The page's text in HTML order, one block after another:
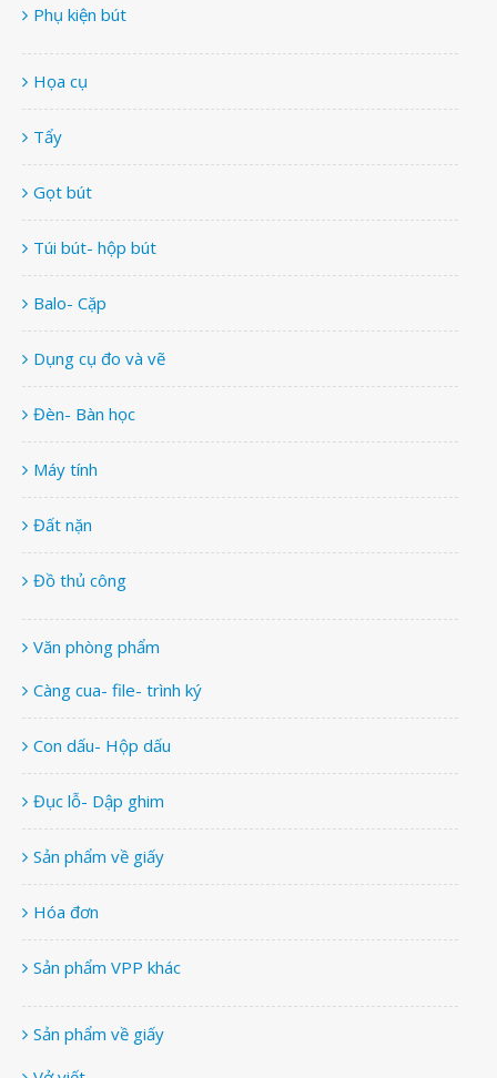
Phụ kiện bút
Họa cụ
Tẩy
Gọt bút
Túi bút- hộp bút
Balo- Cặp
Dụng cụ đo và vẽ
Đèn- Bàn học
Máy tính
Đất nặn
Đồ thủ công
Văn phòng phẩm
Càng cua- file- trình ký
Con dấu- Hộp dấu
Đục lỗ- Dập ghim
Sản phẩm về giấy
Hóa đơn
Sản phẩm VPP khác
Sản phẩm về giấy